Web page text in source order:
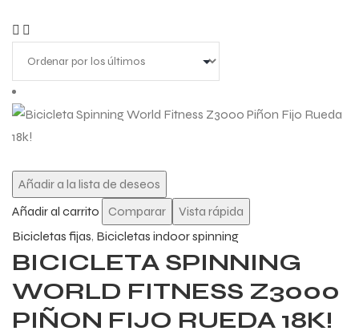
Añadir a la lista de deseos
Añadir al carrito
Comparar
Vista rápida
Bicicletas fijas, Bicicletas indoor spinning
BICICLETA SPINNING
WORLD FITNESS Z3000
PIÑON FIJO RUEDA 18K!